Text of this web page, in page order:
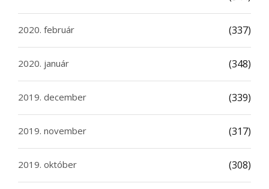
2020. február (337)
2020. január (348)
2019. december (339)
2019. november (317)
2019. október (308)